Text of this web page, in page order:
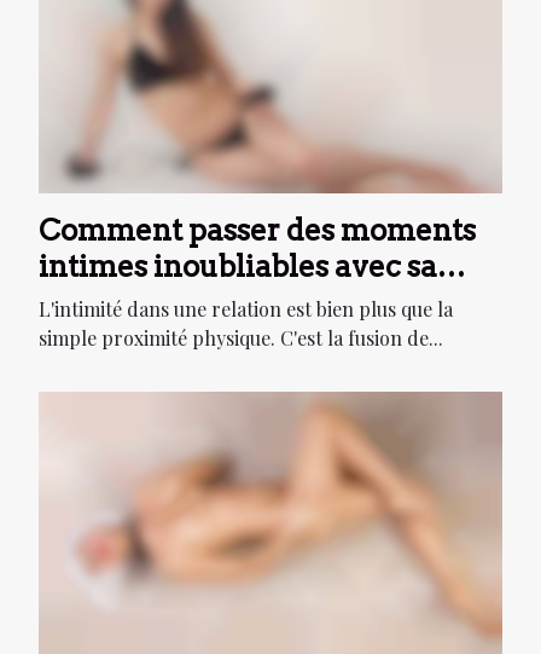
Comment passer des moments
intimes inoubliables avec sa
partenaire ?
L'intimité dans une relation est bien plus que la
simple proximité physique. C'est la fusion de...